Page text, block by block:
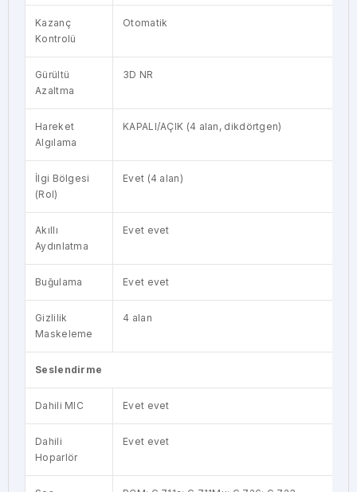
Kazanç
Kontrolü
Otomatik
Gürültü
Azaltma
3D NR
Hareket
Algılama
KAPALI/AÇIK (4 alan, dikdörtgen)
İlgi Bölgesi
(RoI)
Evet (4 alan)
Akıllı
Aydınlatma
Evet evet
Buğulama Evet evet
Gizlilik
Maskeleme
4 alan
Seslendirme
Dahili MIC Evet evet
Dahili
Hoparlör
Evet evet